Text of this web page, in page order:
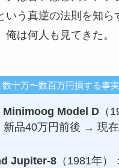
いう真逆の法則を知ら
俺は何人も見てきた。
十万〜数百万円損する事実
Minimoog Model D （
新品40万円前後 → 現在
Jupiter-8 （1981年）